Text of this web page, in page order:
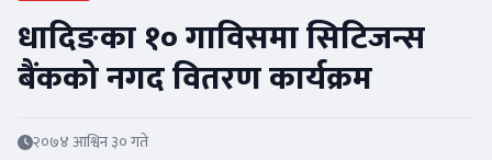
धादिङका १० गाविसमा सिटिजन्स
बैंकको नगद वितरण कार्यक्रम
२०७४ आश्विन ३० गते